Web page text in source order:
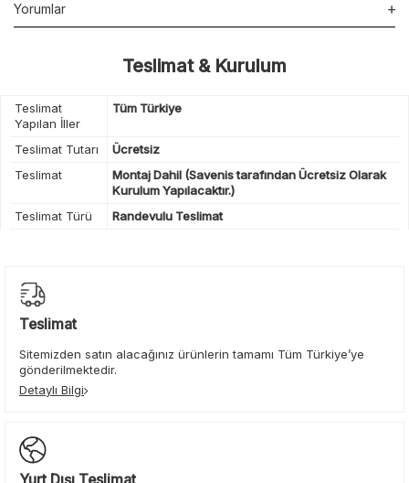
Yorumlar
Teslimat & Kurulum
Teslimat
Yapılan İller
Tüm Türkiye
Teslimat Tutarı
Ücretsiz
Teslimat
Montaj Dahil (Savenis tarafından Ücretsiz Olarak
Kurulum Yapılacaktır.)
Teslimat Türü
Randevulu Teslimat
Teslimat
Sitemizden satın alacağınız ürünlerin tamamı Tüm Türkiye’ye
gönderilmektedir.
Detaylı Bilgi